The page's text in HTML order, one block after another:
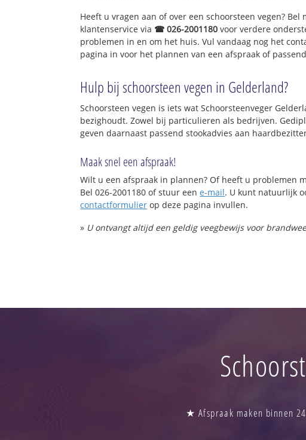
Heeft u vragen aan of over een schoorsteen vegen? Bel
klantenservice via ☎ 026-2001180 voor verdere
problemen in en om het huis. Vul vandaag nog het
pagina in voor het plannen van een afspraak of
Hulp bij schoorsteen vegen in Gelderland?
Schoorsteen vegen is iets wat Schoorsteenveger
bezighoudt. Zowel bij particulieren als bedrijven.
geven daarnaast passend stookadvies aan
Maak snel een afspraak!
Wilt u een afspraak in plannen? Of heeft u problemen
Bel 026-2001180 of stuur eene-mail. U kunt natuurlijk
contactformulier op deze pagina invullen.
» U ontvangt altijd een geldig veegbewijs voor
★ Afspraak maken binnen